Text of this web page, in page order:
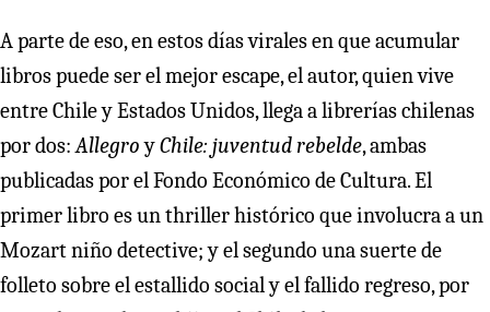
A parte de eso, en estos días virales en que acumular
libros puede ser el mejor escape, el autor, quien vive
entre Chile y Estados Unidos, llega a librerías chilenas
por dos:AllegroyChile: juventud rebelde, ambas
publicadas por el Fondo Económico de Cultura. El
primer libro es un thriller histórico que involucra a un
Mozart niño detective; y el segundo una suerte de
folleto sobre el estallido social y el fallido regreso, por